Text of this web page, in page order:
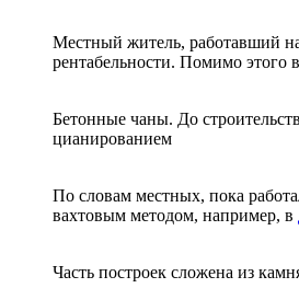
Местный житель, работавший
рентабельности. Помимо
Бетонные чаны. До
цианированием
По словам местных, пока
вахтовым методом, например, в
Часть построек сложена из